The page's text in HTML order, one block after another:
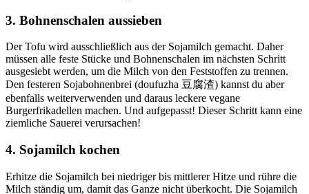
3. Bohnenschalen aussieben
Der Tofu wird ausschließlich aus der Sojamilch gemacht. Daher
müssen alle feste Stücke und Bohnenschalen im nächsten Schritt
ausgesiebt werden, um die Milch von den Feststoffen zu trennen.
Den festeren Sojabohnenbrei (doufuzha 豆腐渣) kannst du aber
ebenfalls weiterverwenden und daraus leckere vegane
Burgerfrikadellen machen. Und aufgepasst! Dieser Schritt kann eine
ziemliche Sauerei verursachen!
4. Sojamilch kochen
Erhitze die Sojamilch bei niedriger bis mittlerer Hitze und rühre die
Milch ständig um, damit das Ganze nicht überkocht. Die Sojamilch